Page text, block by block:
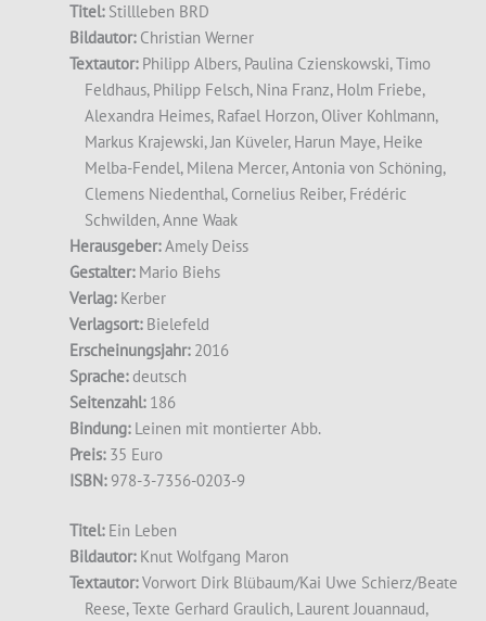
Titel: Stillleben BRD
Bildautor: Christian Werner
Textautor: Philipp Albers, Paulina Czienskowski, Timo
Feldhaus, Philipp Felsch, Nina Franz, Holm Friebe,
Alexandra Heimes, Rafael Horzon, Oliver Kohlmann,
Markus Krajewski, Jan Küveler, Harun Maye, Heike
Melba-Fendel, Milena Mercer, Antonia von Schöning,
Clemens Niedenthal, Cornelius Reiber, Frédéric
Schwilden, Anne Waak
Herausgeber:Amely Deiss
Gestalter: Mario Biehs
Verlag: Kerber
Verlagsort: Bielefeld
Erscheinungsjahr: 2016
Sprache:deutsch
Seitenzahl: 186
Bindung: Leinen mit montierter Abb.
Preis: 35 Euro
ISBN: 978-3-7356-0203-9
Titel: Ein Leben
Bildautor: Knut Wolfgang Maron
Textautor:Vorwort Dirk Blübaum/Kai Uwe Schierz/Beate
Reese, Texte Gerhard Graulich, Laurent Jouannaud,